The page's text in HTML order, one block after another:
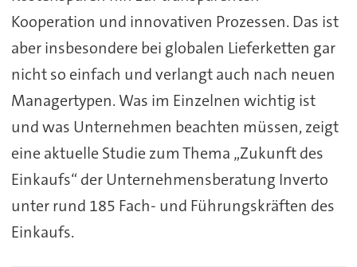
Kooperation und innovativen Prozessen. Das ist
aber insbesondere bei globalen Lieferketten gar
nicht so einfach und verlangt auch nach neuen
Managertypen. Was im Einzelnen wichtig ist
und was Unternehmen beachten müssen, zeigt
eine aktuelle Studie zum Thema „Zukunft des
Einkaufs“ der Unternehmensberatung Inverto
unter rund 185 Fach- und Führungskräften des
Einkaufs.